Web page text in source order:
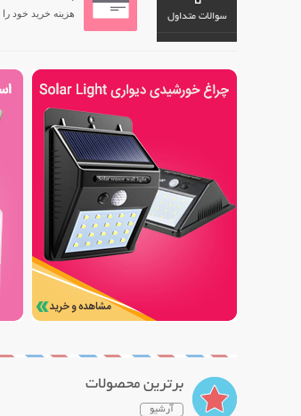
سوالات متداول
هزینه خرید خود
برترین محصولات
آرشیو